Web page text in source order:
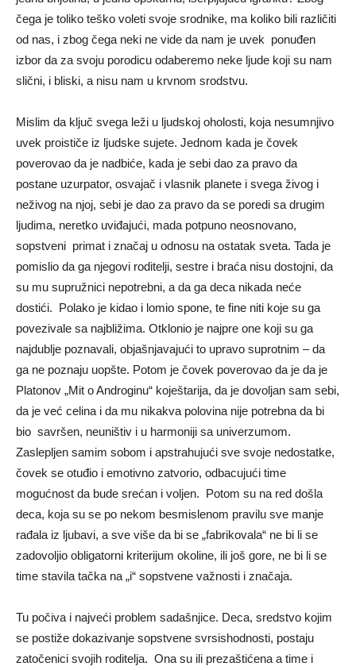
čega je toliko teško voleti svoje srodnike, ma koliko bili različiti
od nas, i zbog čega neki ne vide da nam je uvek ponuđen
izbor da za svoju porodicu odaberemo neke ljude koji su nam
slični, i bliski, a nisu nam u krvnom srodstvu.
Mislim da ključ svega leži u ljudskoj oholosti, koja nesumnjivo
uvek proističe iz ljudske sujete. Jednom kada je čovek
poverovao da je nadbiće, kada je sebi dao za pravo da
postane uzurpator, osvajač i vlasnik planete i svega živog i
neživog na njoj, sebi je dao za pravo da se poredi sa drugim
ljudima, neretko uviđajući, mada potpuno neosnovano,
sopstveni primat i značaj u odnosu na ostatak sveta. Tada je
pomislio da ga njegovi roditelji, sestre i braća nisu dostojni, da
su mu supružnici nepotrebni, a da ga deca nikada neće
dostići. Polako je kidao i lomio spone, te fine niti koje su ga
povezivale sa najbližima. Otklonio je najpre one koji su ga
najdublje poznavali, objašnjavajući to upravo suprotnim – da
ga ne poznaju uopšte. Potom je čovek poverovao da je da je
Platonov „Mit o Androginu“ koještarija, da je dovoljan sam sebi,
da je već celina i da mu nikakva polovina nije potrebna da bi
bio savršen, neuništiv i u harmoniji sa univerzumom.
Zaslepljen samim sobom i apstrahujući sve svoje nedostatke,
čovek se otuđio i emotivno zatvorio, odbacujući time
mogućnost da bude srećan i voljen. Potom su na red došla
deca, koja su se po nekom besmislenom pravilu sve manje
rađala iz ljubavi, a sve više da bi se „fabrikovala“ ne bi li se
zadovoljio obligatorni kriterijum okoline, ili još gore, ne bi li se
time stavila tačka na „i“ sopstvene važnosti i značaja.
Tu počiva i najveći problem sadašnjice. Deca, sredstvo kojim
se postiže dokazivanje sopstvene svrsishodnosti, postaju
zatočenici svojih roditelja. Ona su ili prezaštićena a time i